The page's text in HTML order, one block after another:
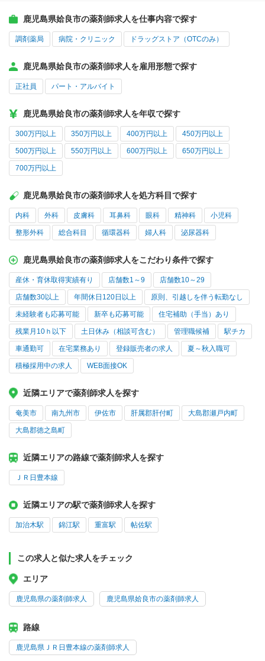
鹿児島県姶良市の薬剤師求人を仕事内容で探す
調剤薬局 病院・クリニック ドラッグストア（OTCのみ）
鹿児島県姶良市の薬剤師求人を雇用形態で探す
正社員 パート・アルバイト
鹿児島県姶良市の薬剤師求人を年収で探す
300万円以上 350万円以上 400万円以上 450万円以上
500万円以上 550万円以上 600万円以上 650万円以上
700万円以上
鹿児島県姶良市の薬剤師求人を処方科目で探す
内科 外科 皮膚科 耳鼻科 眼科 精神科 小児科
整形外科 総合科目 循環器科 婦人科 泌尿器科
鹿児島県姶良市の薬剤師求人をこだわり条件で探す
産休・育休取得実績有り 店舗数1～9 店舗数10～29
店舗数30以上 年間休日120日以上 原則、引越しを伴う転勤なし
未経験者も応募可能 新卒も応募可能 住宅補助（手当）あり
残業月10ｈ以下 土日休み（相談可含む） 管理職候補 駅チカ
車通勤可 在宅業務あり 登録販売者の求人 夏～秋入職可
積極採用中の求人 WEB面接OK
近隣エリアで薬剤師求人を探す
奄美市 南九州市 伊佐市 肝属郡肝付町 大島郡瀬戸内町
大島郡徳之島町
近隣エリアの路線で薬剤師求人を探す
ＪＲ日豊本線
近隣エリアの駅で薬剤師求人を探す
加治木駅 錦江駅 重富駅 帖佐駅
この求人と似た求人をチェック
エリア
鹿児島県の薬剤師求人 鹿児島県姶良市の薬剤師求人
路線
鹿児島県ＪＲ日豊本線の薬剤師求人